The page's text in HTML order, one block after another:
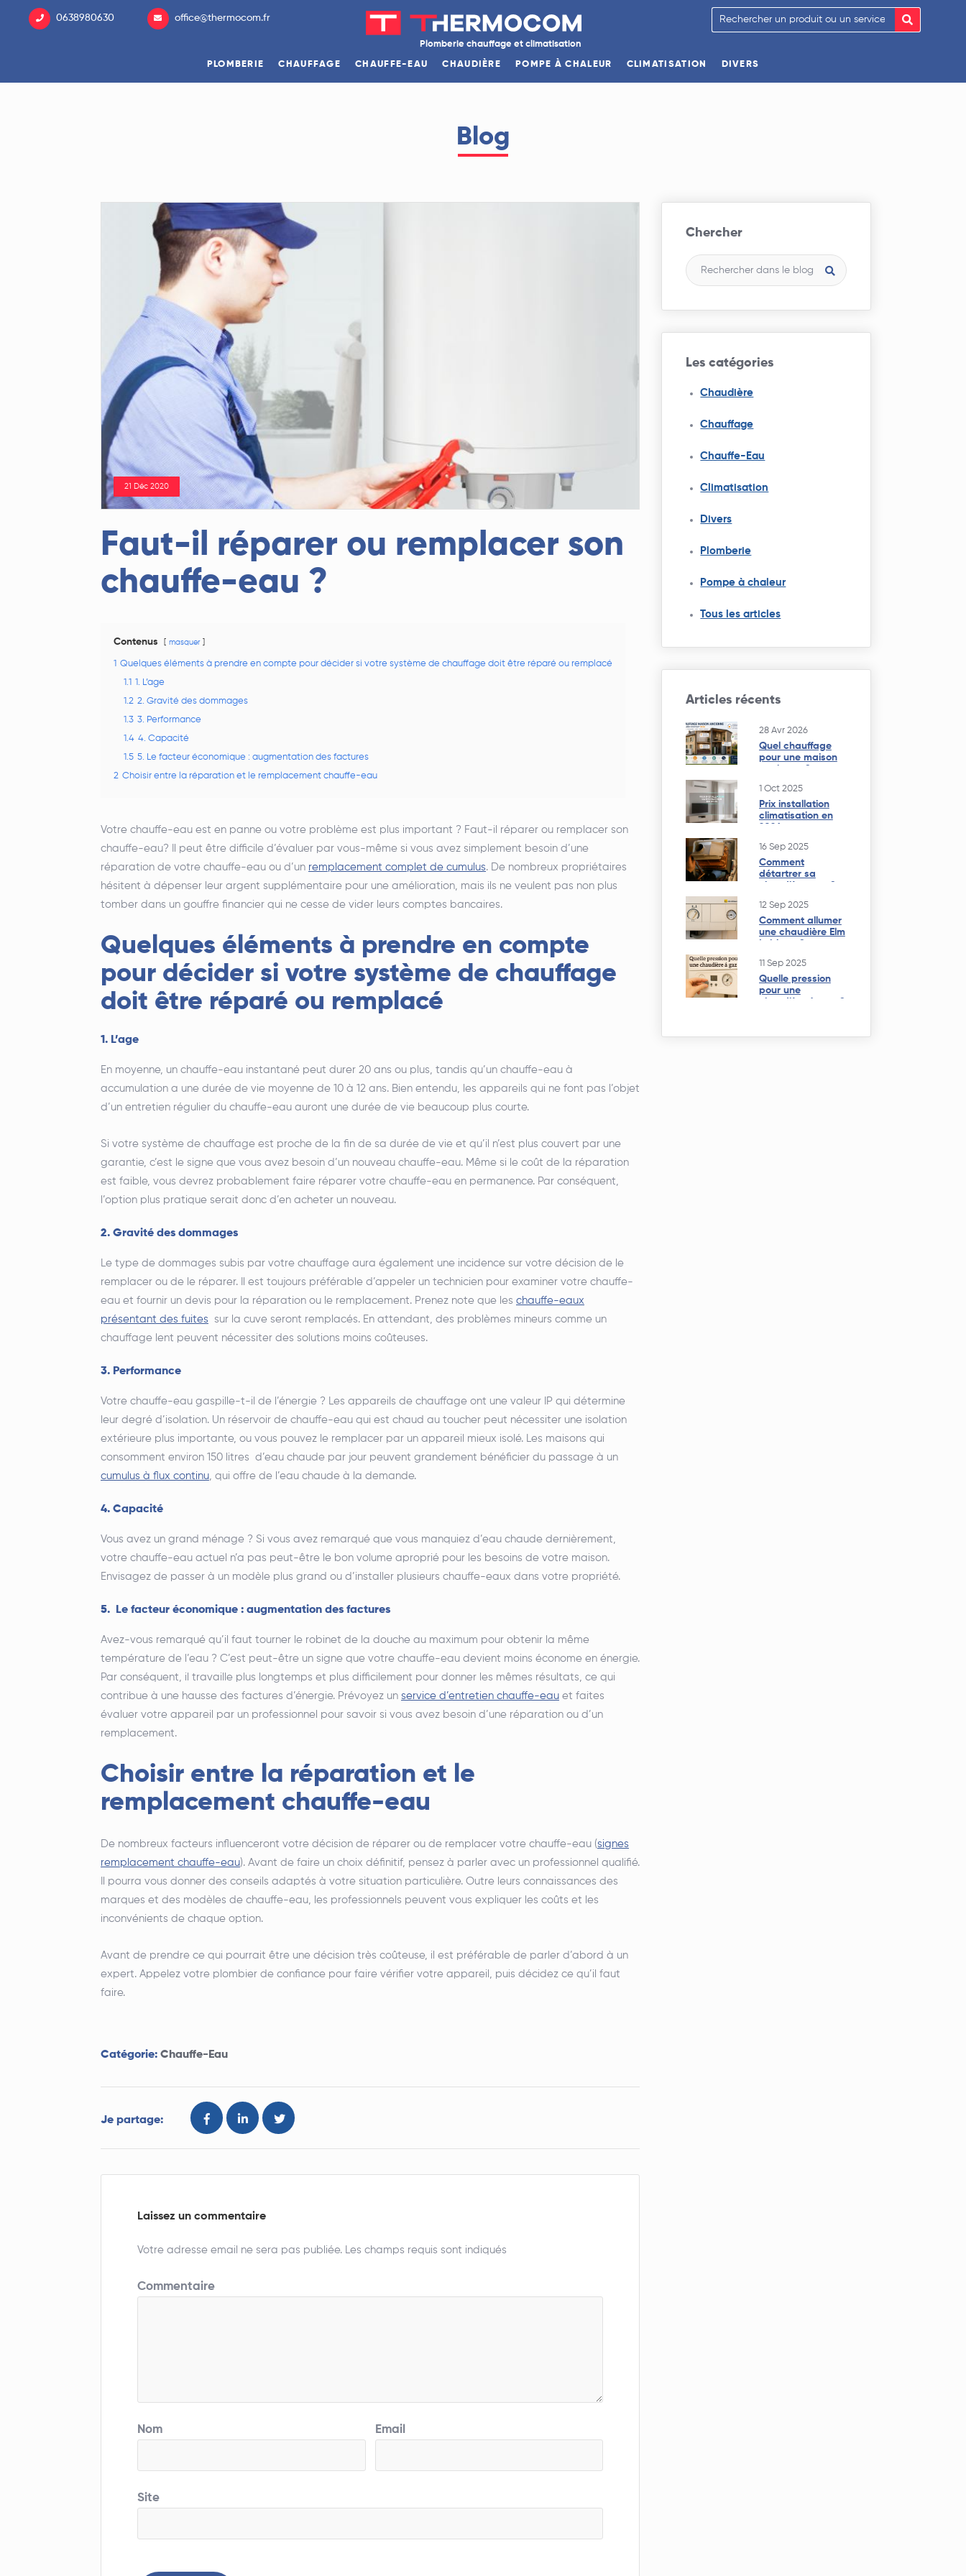
0638980630 office@thermocom.fr
Plomberie chauffage et climatisation
PLOMBERIE CHAUFFAGE CHAUFFE-EAU CHAUDIÈRE POMPE À CHALEUR CLIMATISATION DIVERS
Blog
21 Déc 2020
Faut-il réparer ou remplacer son
chauffe-eau ?
Contenus masquer
1 Quelques éléments à prendre en compte pour décider si votre système de chauffage doit être réparé ou remplacé
1.1 1. L’age
1.2 2. Gravité des dommages
1.3 3. Performance
1.4 4. Capacité
1.5 5. Le facteur économique : augmentation des factures
2 Choisir entre la réparation et le remplacement chauffe-eau
Votre chauffe-eau est en panne ou votre problème est plus important ? Faut-il réparer ou remplacer son
chauffe-eau? Il peut être difficile d’évaluer par vous-même si vous avez simplement besoin d’une
réparation de votre chauffe-eau ou d’un remplacement complet de cumulus. De nombreux propriétaires
hésitent à dépenser leur argent supplémentaire pour une amélioration, mais ils ne veulent pas non plus
tomber dans un gouffre financier qui ne cesse de vider leurs comptes bancaires.
Quelques éléments à prendre en compte
pour décider si votre système de chauffage
doit être réparé ou remplacé
1. L’age
En moyenne, un chauffe-eau instantané peut durer 20 ans ou plus, tandis qu’un chauffe-eau à
accumulation a une durée de vie moyenne de 10 à 12 ans. Bien entendu, les appareils qui ne font pas l’objet
d’un entretien régulier du chauffe-eau auront une durée de vie beaucoup plus courte.
Si votre système de chauffage est proche de la fin de sa durée de vie et qu’il n’est plus couvert par une
garantie, c’est le signe que vous avez besoin d’un nouveau chauffe-eau. Même si le coût de la réparation
est faible, vous devrez probablement faire réparer votre chauffe-eau en permanence. Par conséquent,
l’option plus pratique serait donc d’en acheter un nouveau.
2. Gravité des dommages
Le type de dommages subis par votre chauffage aura également une incidence sur votre décision de le
remplacer ou de le réparer. Il est toujours préférable d’appeler un technicien pour examiner votre chauffe-
eau et fournir un devis pour la réparation ou le remplacement. Prenez note que les chauffe-eaux
présentant des fuites sur la cuve seront remplacés. En attendant, des problèmes mineurs comme un
chauffage lent peuvent nécessiter des solutions moins coûteuses.
3. Performance
Votre chauffe-eau gaspille-t-il de l’énergie ? Les appareils de chauffage ont une valeur IP qui détermine
leur degré d’isolation. Un réservoir de chauffe-eau qui est chaud au toucher peut nécessiter une isolation
extérieure plus importante, ou vous pouvez le remplacer par un appareil mieux isolé. Les maisons qui
consomment environ 150 litres d’eau chaude par jour peuvent grandement bénéficier du passage à un
cumulus à flux continu, qui offre de l’eau chaude à la demande.
4. Capacité
Vous avez un grand ménage ? Si vous avez remarqué que vous manquiez d’eau chaude dernièrement,
votre chauffe-eau actuel n’a pas peut-être le bon volume aproprié pour les besoins de votre maison.
Envisagez de passer à un modèle plus grand ou d’installer plusieurs chauffe-eaux dans votre propriété.
5. Le facteur économique : augmentation des factures
Avez-vous remarqué qu’il faut tourner le robinet de la douche au maximum pour obtenir la même
température de l’eau ? C’est peut-être un signe que votre chauffe-eau devient moins économe en énergie.
Par conséquent, il travaille plus longtemps et plus difficilement pour donner les mêmes résultats, ce qui
contribue à une hausse des factures d’énergie. Prévoyez un service d’entretien chauffe-eau et faites
évaluer votre appareil par un professionnel pour savoir si vous avez besoin d’une réparation ou d’un
remplacement.
Choisir entre la réparation et le
remplacement chauffe-eau
De nombreux facteurs influenceront votre décision de réparer ou de remplacer votre chauffe-eau (signes
remplacement chauffe-eau). Avant de faire un choix définitif, pensez à parler avec un professionnel qualifié.
Il pourra vous donner des conseils adaptés à votre situation particulière. Outre leurs connaissances des
marques et des modèles de chauffe-eau, les professionnels peuvent vous expliquer les coûts et les
inconvénients de chaque option.
Avant de prendre ce qui pourrait être une décision très coûteuse, il est préférable de parler d’abord à un
expert. Appelez votre plombier de confiance pour faire vérifier votre appareil, puis décidez ce qu’il faut
faire.
Catégorie: Chauffe-Eau
Je partage:
Laissez un commentaire
Votre adresse email ne sera pas publiée. Les champs requis sont indiqués
Commentaire
Nom Email
Site
Chercher
Les catégories
Chaudière
Chauffage
Chauffe-Eau
Climatisation
Divers
Plomberie
Pompe à chaleur
Tous les articles
Articles récents
28 Avr 2026
Quel chauffage
pour une maison
1 Oct 2025
Prix installation
climatisation en
16 Sep 2025
Comment
détartrer sa
12 Sep 2025
Comment allumer
une chaudière Elm
11 Sep 2025
Quelle pression
pour une